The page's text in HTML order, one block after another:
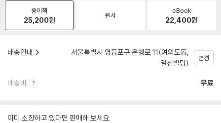
종이책
25,200원 원서
eBook
22,400원
배송안내
서울특별시 영등포구 은행로 11(여의도동,
일신빌딩)
변경
배송비 무료
이미 소장하고 있다면 판매해 보세요.